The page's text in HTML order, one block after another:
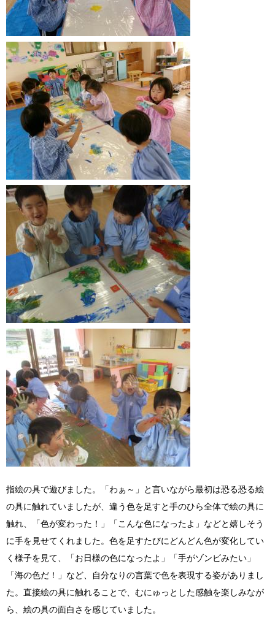
指絵の具で遊びました。「わぁ～」と言いながら最初は恐る恐る絵
の具に触れていましたが、違う色を足すと手のひら全体で絵の具に
触れ、「色が変わった！」「こんな色になったよ」などと嬉しそう
に手を見せてくれました。色を足すたびにどんどん色が変化してい
く様子を見て、「お日様の色になったよ」「手がゾンビみたい」
「海の色だ！」など、自分なりの言葉で色を表現する姿がありまし
た。直接絵の具に触れることで、むにゅっとした感触を楽しみなが
ら、絵の具の面白さを感じていました。